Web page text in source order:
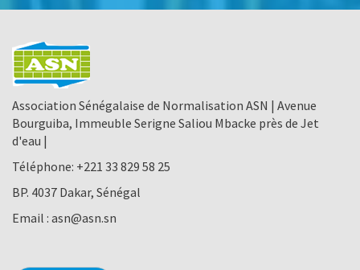
Association Sénégalaise de Normalisation ASN | Avenue
Bourguiba, Immeuble Serigne Saliou Mbacke près de Jet
d'eau |
Téléphone: +221 33 829 58 25
BP. 4037 Dakar, Sénégal
Email : asn@asn.sn